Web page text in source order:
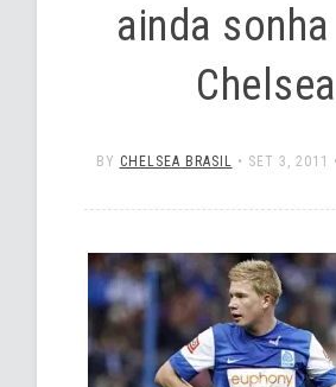
ainda
Chelsea
BY CHELSEA BRASIL • SET 3, 2011 •